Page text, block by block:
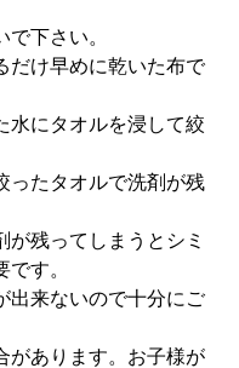
下さい。
だけ早めに乾いた布で
水にタオルを浸して絞
ったタオルで洗剤が残
残ってしまうとシミ
す。
出来ないので十分にご
があります。お子様が